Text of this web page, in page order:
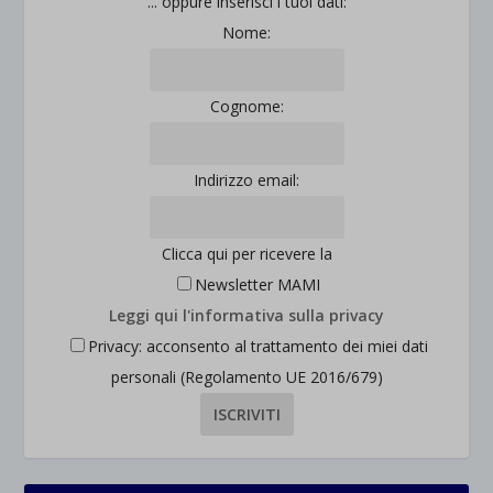
Nome:
Cognome:
Indirizzo email:
Clicca qui per ricevere la
Newsletter MAMI
Leggi qui l'informativa sulla privacy
Privacy: acconsento al trattamento dei miei dati
personali (Regolamento UE 2016/679)